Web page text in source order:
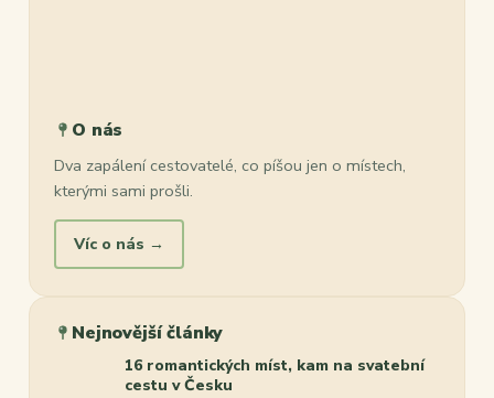
O nás
Dva zapálení cestovatelé, co píšou jen o místech,
kterými sami prošli.
Víc o nás →
Nejnovější články
16 romantických míst, kam na svatební
cestu v Česku